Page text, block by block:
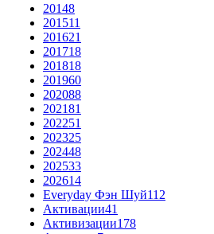
20148
201511
201621
201718
201818
201960
202088
202181
202251
202325
202448
202533
202614
Everyday Фэн Шуй112
Активации41
Активизации178